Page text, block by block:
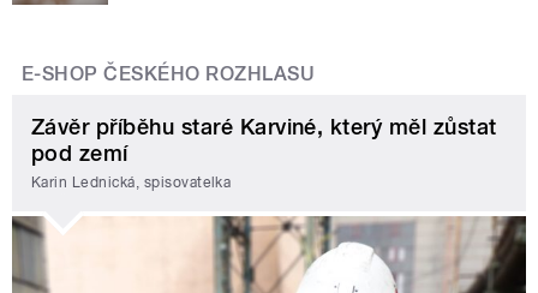
E-SHOP ČESKÉHO ROZHLASU
Závěr příběhu staré Karviné, který měl zůstat
pod zemí
Karin Lednická, spisovatelka